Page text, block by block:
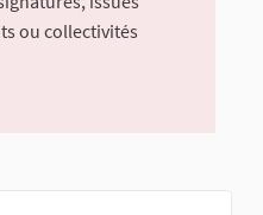
ou collectivités